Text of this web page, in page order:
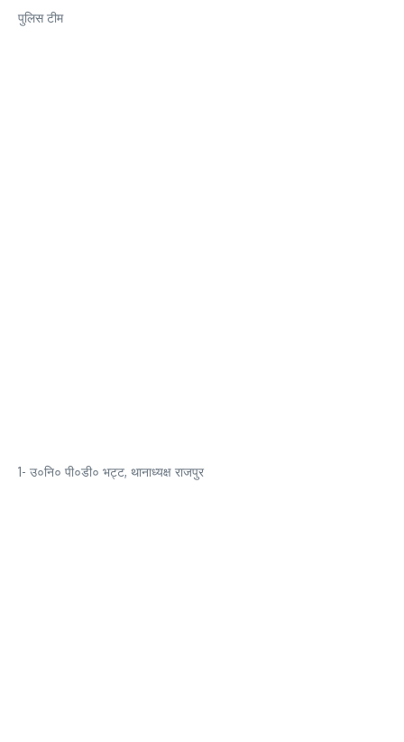
पुलिस टीम
1- उ०नि० पी०डी० भट्ट, थानाध्यक्ष राजपुर